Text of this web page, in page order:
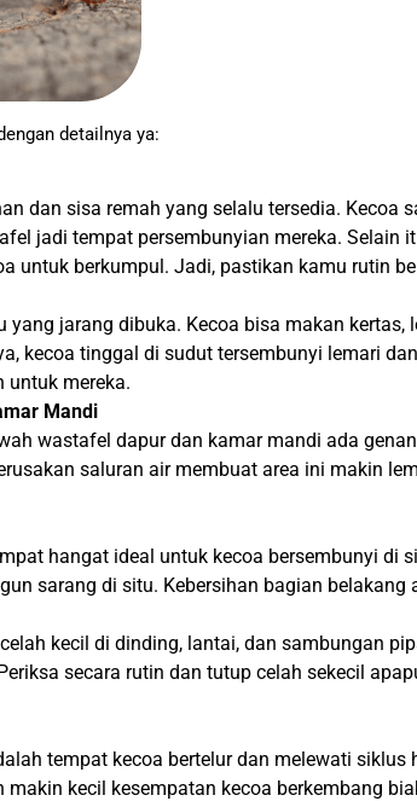
detailnya ya:
dan sisa remah yang selalu tersedia. Kecoa
jadi tempat persembunyian mereka. Selain
untuk berkumpul. Jadi, pastikan kamu rutin
jarang dibuka. Kecoa bisa makan
kecoa tinggal di sudut tersembunyi lemari
untuk mereka.
Mandi
wastafel dapur dan kamar mandi ada
saluran air membuat area ini makin
hangat ideal untuk kecoa bersembunyi di
sarang di situ. Kebersihan bagian
kecil di dinding, lantai, dan sambungan
secara rutin dan tutup celah sekecil
tempat kecoa bertelur dan melewati
kecil kesempatan kecoa berkembang